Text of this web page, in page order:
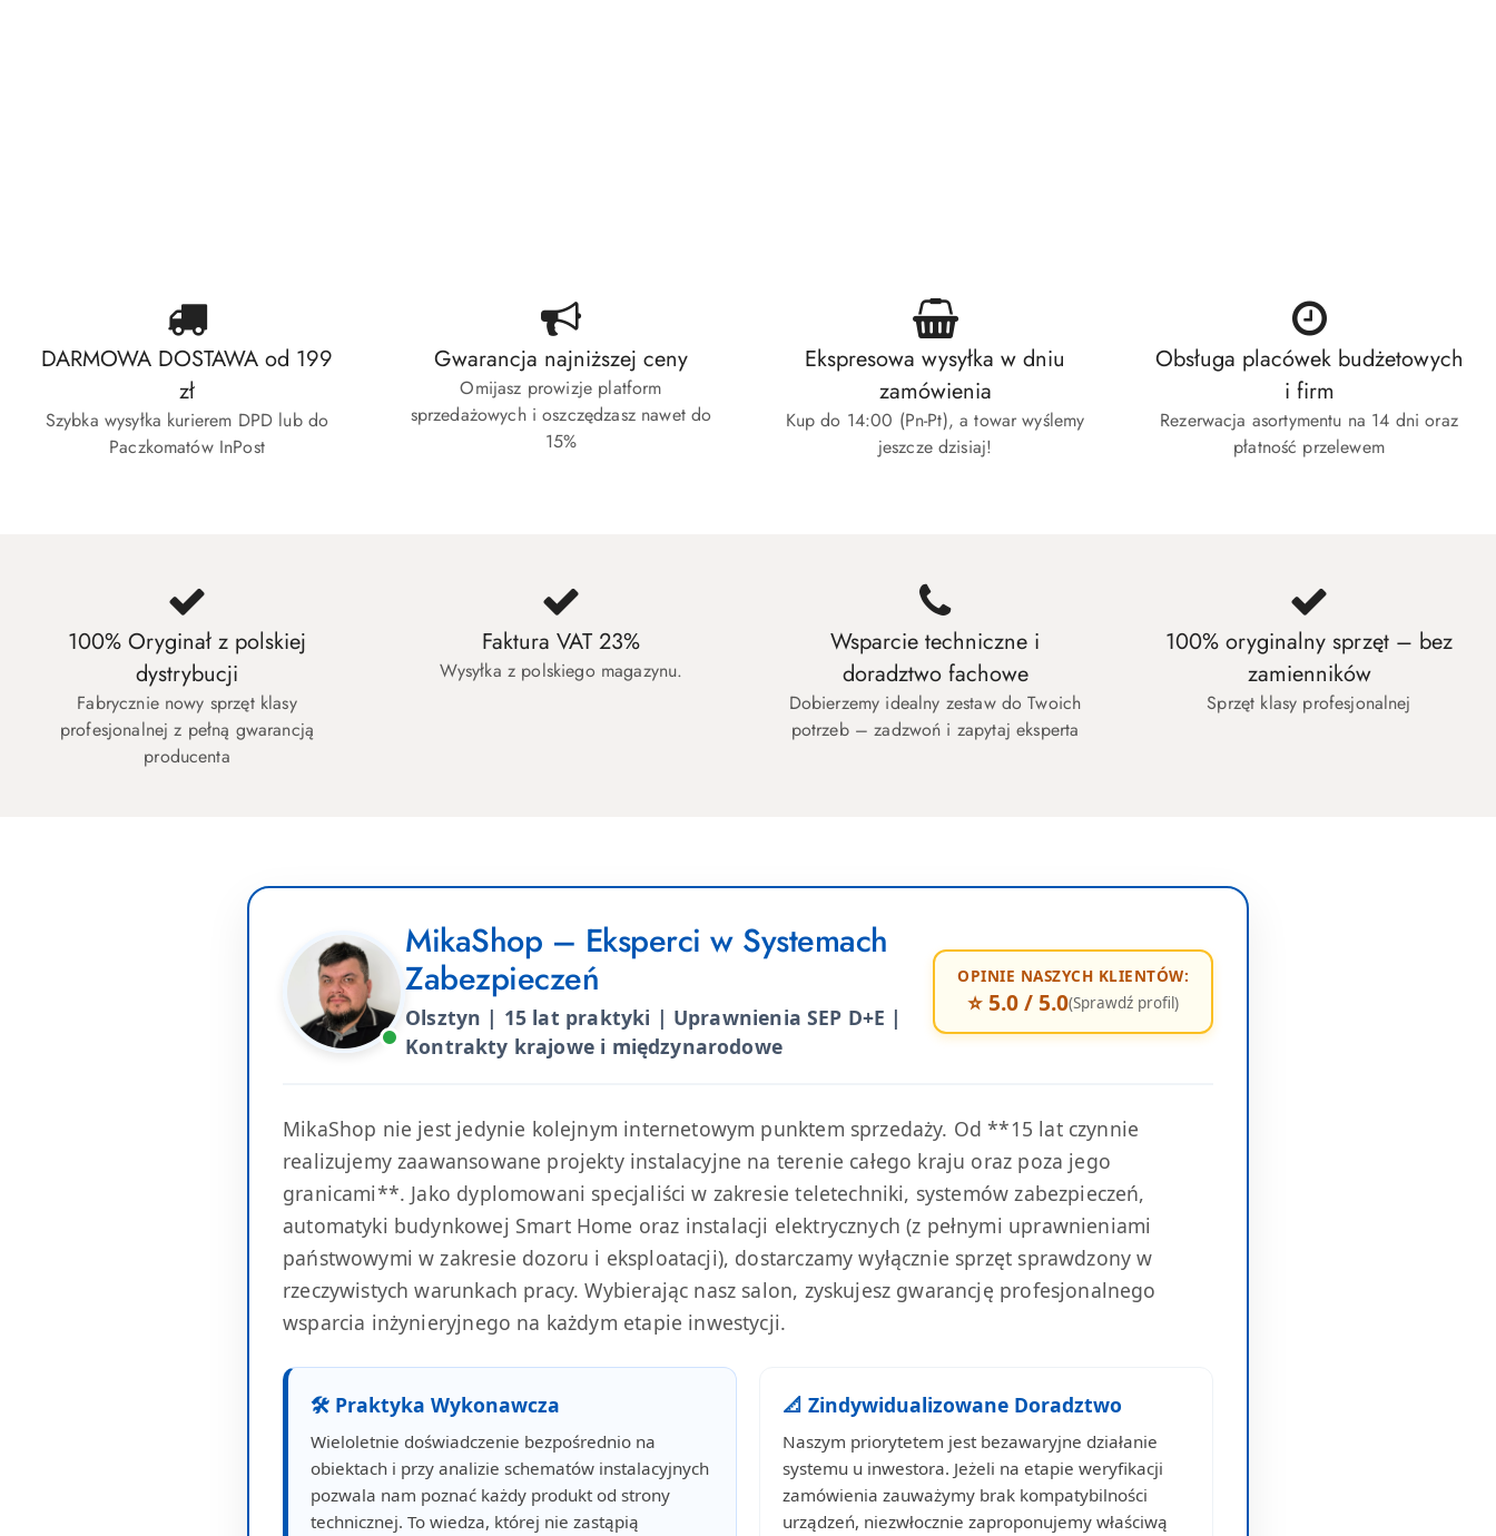
Akcesoria montażowe
Narzędzia
DARMOWA DOSTAWA od 199
zł
Szybka wysyłka kurierem DPD lub do
Paczkomatów InPost
Gwarancja najniższej ceny
Omijasz prowizje platform
sprzedażowych i oszczędzasz nawet do
15%
Ekspresowa wysyłka w dniu
zamówienia
Kup do 14:00 (Pn-Pt), a towar wyślemy
jeszcze dzisiaj!
Obsługa placówek budżetowych
i firm
Rezerwacja asortymentu na 14 dni oraz
płatność przelewem
100% Oryginał z polskiej
dystrybucji
Fabrycznie nowy sprzęt klasy
profesjonalnej z pełną gwarancją
producenta
Faktura VAT 23%
Wysyłka z polskiego magazynu.
Wsparcie techniczne i
doradztwo fachowe
Dobierzemy idealny zestaw do Twoich
potrzeb – zadzwoń i zapytaj eksperta
100% oryginalny sprzęt – bez
zamienników
Sprzęt klasy profesjonalnej
MikaShop – Eksperci w Systemach
Zabezpieczeń
Olsztyn | 15 lat praktyki | Uprawnienia SEP D+E |
Kontrakty krajowe i międzynarodowe
OPINIE NASZYCH KLIENTÓW:
⭐ 5.0 / 5.0(Sprawdź profil)
MikaShop nie jest jedynie kolejnym internetowym punktem sprzedaży. Od **15 lat czynnie
realizujemy zaawansowane projekty instalacyjne na terenie całego kraju oraz poza jego
granicami**. Jako dyplomowani specjaliści w zakresie teletechniki, systemów zabezpieczeń,
automatyki budynkowej Smart Home oraz instalacji elektrycznych (z pełnymi uprawnieniami
państwowymi w zakresie dozoru i eksploatacji), dostarczamy wyłącznie sprzęt sprawdzony w
rzeczywistych warunkach pracy. Wybierając nasz salon, zyskujesz gwarancję profesjonalnego
wsparcia inżynieryjnego na każdym etapie inwestycji.
🛠 Praktyka Wykonawcza
Wieloletnie doświadczenie bezpośrednio na
obiektach i przy analizie schematów instalacyjnych
pozwala nam poznać każdy produkt od strony
technicznej. To wiedza, której nie zastąpią
📐 Zindywidualizowane Doradztwo
Naszym priorytetem jest bezawaryjne działanie
systemu u inwestora. Jeżeli na etapie weryfikacji
zamówienia zauważymy brak kompatybilności
urządzeń, niezwłocznie zaproponujemy właściwą